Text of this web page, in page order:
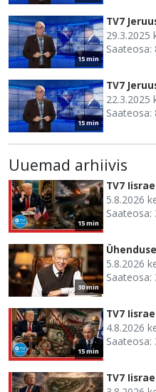
15 min
TV7
29.3.2025
Saateosa:
15 min
TV7
22.3.2025
Saateosa:
Uuemad arhiivis
15 min
TV7
5.8.2026
Saateosa:
30 min
5.8.2026
Saateosa:
15 min
TV7
4.8.2026
Saateosa:
TV7